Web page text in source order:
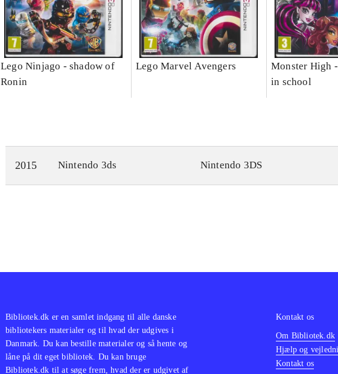
Lego Ninjago - shadow of
Ronin
Lego Marvel Avengers
Monster High
in school
2015 Nintendo 3ds Nintendo 3DS
Bibliotek.dk er en samlet indgang til alle danske
bibliotekers materialer og til hvad der udgives i
Danmark. Du kan bestille materialer og så hente og
låne på dit eget bibliotek. Du kan bruge
Bibliotek.dk til at søge frem, hvad der er udgivet af
Kontakt os
Om Bibliotek.dk
Hjælp og
Kontakt os